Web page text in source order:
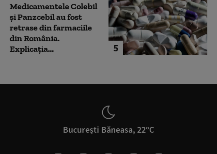
5
Medicamentele Colebil
și Panzcebil au fost
retrase din farmaciile
din România.
Explicația...
București Băneasa, 22°C